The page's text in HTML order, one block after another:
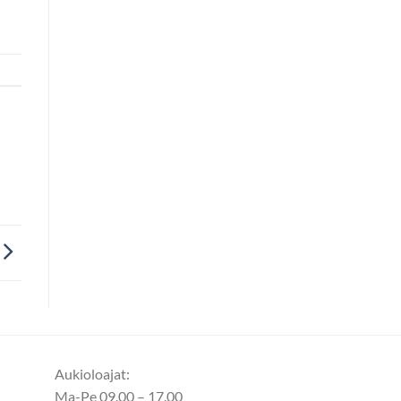
Aukioloajat:
Ma-Pe 09.00 – 17.00